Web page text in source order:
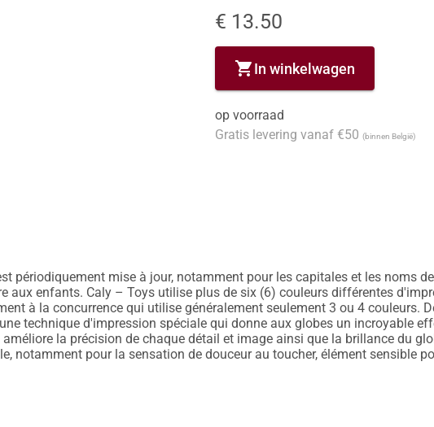
€ 13.50
shopping_cartIn winkelwagen
op voorraad
Gratis levering vanaf €50 (binnen België)
périodiquement mise à jour, notamment pour les capitales et les noms
aux enfants. Caly – Toys utilise plus de six (6) couleurs différentes
à la concurrence qui utilise généralement seulement 3 ou 4 couleurs.
technique d'impression spéciale qui donne aux globes un incroyable
la précision de chaque détail et image ainsi que la brillance du
notamment pour la sensation de douceur au toucher, élément sensible